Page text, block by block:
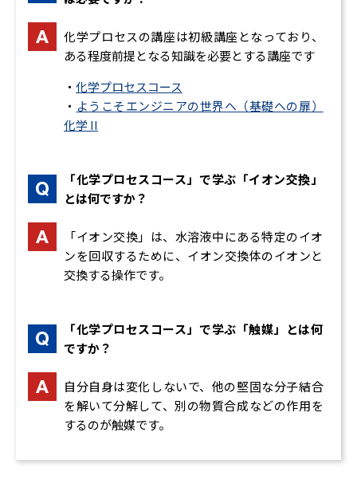
蛍光X線分光法
2.機器分析Ⅱ 電子顕微鏡、熱分析、クロマトグラフィ
電子顕微鏡（TEM/SEM）
電子顕微鏡（SEM）
熱分析
pH測定
電気伝導率
濁度測定
沈殿法
4.環境規制と化学物質
化学物質
環境問題に関する規制
6. ゼロから学ぶ化学プロセス
1.化学工学基礎Ⅰ 流動混合分離
物質の流動
蒸留と抽出
なるほど！モータと電力
DCモータとステッピングモータ、ACモータ、パワー
なるほど！センサ技術
センサの概要、光センサ、位置センサ、生産設備やロ
ボットで使われるセンサ
なるほど！情報の基礎
情報表現、論理演算、数値演算、符号の応用
なるほど！プロセッサ
コンピュータの原理、高速化技術、周辺回路、周辺
装置
なるほど！プログラミング
なるほど！システム構成
オペレーティングシステム、リアルタイムシステ
ム、ソフトウェア部品、ファイルシステム
なるほど！システム開発
開発管理、開発ツール、開発工程、オブジェクト指
向開発
ネットワークの基礎、インターネット、マルチメデ
化学プロセスの講座は初級講座となっており、
ある程度前提となる知識を必要とする講座です
・ 化学プロセスコース
・ ようこそエンジニアの世界へ（基礎への扉）
化学 II
「化学プロセスコース」で学ぶ「イオン交換」
とは何ですか？
「イオン交換」は、水溶液中にある特定のイオ
ンを回収するために、イオン交換体のイオンと
交換する操作です。
「化学プロセスコース」で学ぶ「触媒」とは何
ですか？
自分自身は変化しないで、他の堅固な分子結合
を解いて分解して、別の物質合成などの作用を
するのが触媒です。